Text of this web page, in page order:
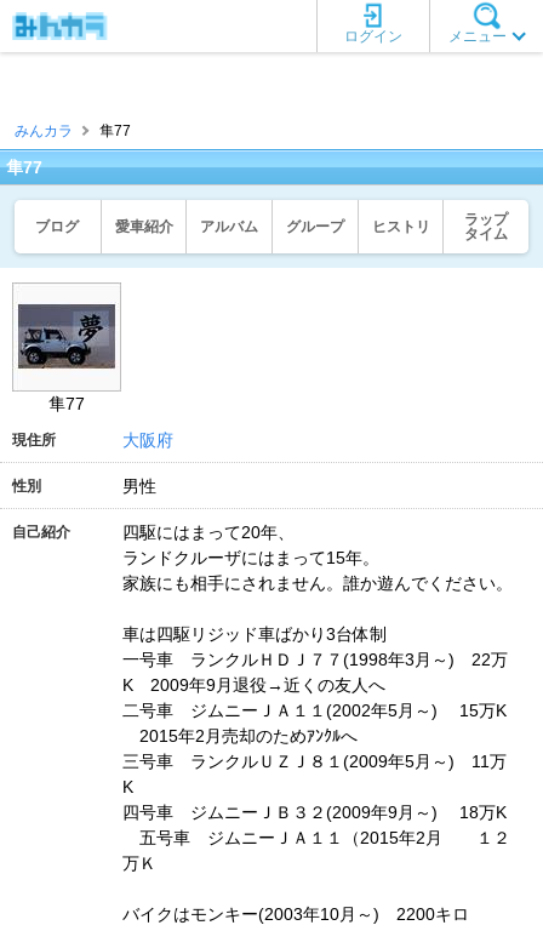
メニュー
ログイン
みんカラ 隼77
隼77
ブログ 愛車紹介 アルバム グループ ヒストリ
ラップ
タイム
隼77
現住所 大阪府
性別 男性
自己紹介
四駆にはまって20年、
ランドクルーザにはまって15年。
家族にも相手にされません。誰か遊んでください。
車は四駆リジッド車ばかり3台体制
一号車 ランクルＨＤＪ７７(1998年3月～) 22万
K 2009年9月退役→近くの友人へ
二号車 ジムニーＪＡ１１(2002年5月～) 15万K
2015年2月売却のためｱﾝｸﾙへ
三号車 ランクルＵＺＪ８１(2009年5月～) 11万
K
四号車 ジムニーＪＢ３２(2009年9月～) 18万K
五号車 ジムニーＪＡ１１（2015年2月 １２
万Ｋ
バイクはモンキー(2003年10月～) 2200キロ